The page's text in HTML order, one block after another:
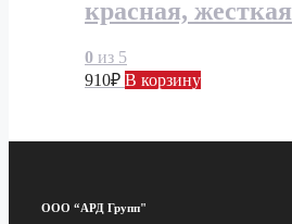
красная, жесткая
0 из 5
910₽ В корзину
ООО “АРД Групп"